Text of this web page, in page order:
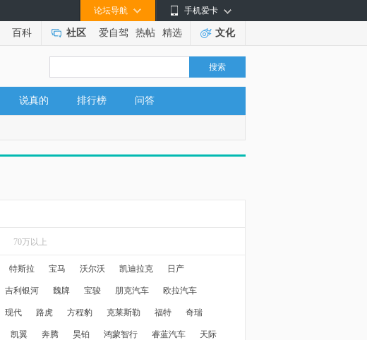
手机爱卡
论坛导航
百科 社区 爱自驾 热帖 精选 文化
搜索
说真的 排行榜 问答
70万以上
特斯拉 宝马 沃尔沃 凯迪拉克 日产
吉利银河 魏牌 宝骏 朋克汽车 欧拉汽车
现代 路虎 方程豹 克莱斯勒 福特 奇瑞
凯翼 奔腾 昊铂 鸿蒙智行 睿蓝汽车 天际